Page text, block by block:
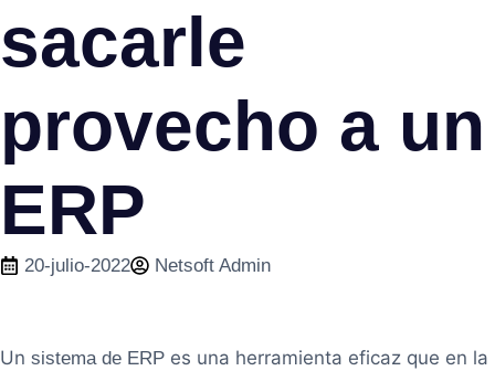
sacarle
provecho a un
ERP
20-julio-2022 Netsoft Admin
Un sistema de ERP es una herramienta eficaz que en la